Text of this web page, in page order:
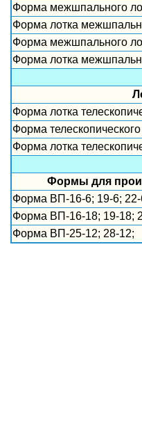
Форма межшпального
Форма лотка
Форма межшпального
Форма лотка
Форма лотка
Форма
Форма лотка
Формы для
Форма ВП-16-6; 19-6;
Форма ВП-16-18; 19-18;
Форма ВП-25-12; 28-12;